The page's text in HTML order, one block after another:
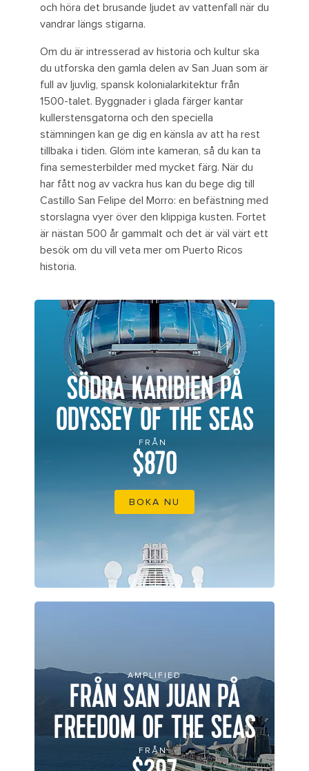
och höra det brusande ljudet av vattenfall när du
vandrar längs stigarna.
Om du är intresserad av historia och kultur ska
du utforska den gamla delen av San Juan som är
full av ljuvlig, spansk kolonialarkitektur från
1500-talet. Byggnader i glada färger kantar
kullerstensgatorna och den speciella
stämningen kan ge dig en känsla av att ha rest
tillbaka i tiden. Glöm inte kameran, så du kan ta
fina semesterbilder med mycket färg. När du
har fått nog av vackra hus kan du bege dig till
Castillo San Felipe del Morro: en befästning med
storslagna vyer över den klippiga kusten. Fortet
är nästan 500 år gammalt och det är väl värt ett
besök om du vill veta mer om Puerto Ricos
historia.
SÖDRA KARIBIEN PÅ
ODYSSEY OF THE SEAS
FRÅN
$870
BOKA NU
AMPLIFIED
FRÅN SAN JUAN PÅ
FREEDOM OF THE SEAS
FRÅN